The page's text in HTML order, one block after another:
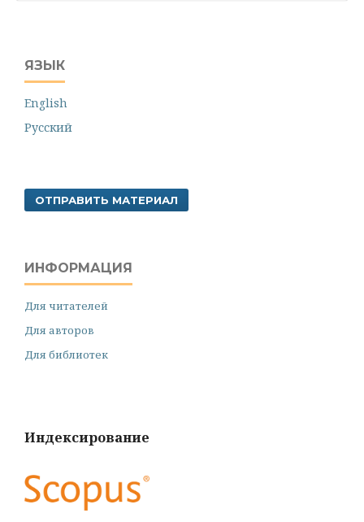
ЯЗЫК
English
Русский
ОТПРАВИТЬ МАТЕРИАЛ
ИНФОРМАЦИЯ
Для читателей
Для авторов
Для библиотек
Индексирование